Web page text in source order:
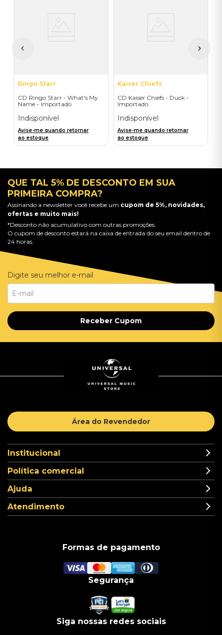
Ringo Starr
CD Ringo Starr - What's My
Name - Importado
Indisponível
Avise-me quando retornar
ao estoque
Kaiser Chiefs
CD Kaiser Chiefs - Duck -
Importado
Indisponível
Avise-me quando retornar
ao estoque
QUE TAL 5% DE DESCONTO EM SUA
PRIMEIRA COMPRA?
Assinando a newsletter você recebe um cupom de 5%, novidades,
ofertas e muito mais!
*Desconto não acumulativo com outras promoções.
O cupom de desconto estará na caixa de entrada do seu email dentro de
24 horas.
Digite seu melhor e-mail
Receber Cupom
Área do Revendedor
Institucional
Política comercial
Ajuda
Atendimento
Formas de pagamento
Segurança
Siga nossas redes sociais